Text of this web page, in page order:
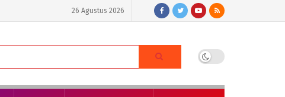
26 Agustus 2026